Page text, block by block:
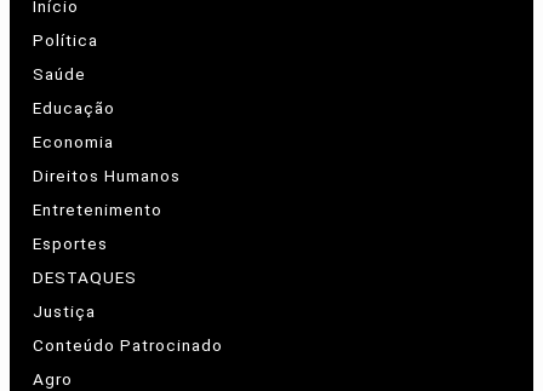
Início
Política
Saúde
Educação
Economia
Direitos Humanos
Entretenimento
Esportes
DESTAQUES
Justiça
Conteúdo Patrocinado
Agro